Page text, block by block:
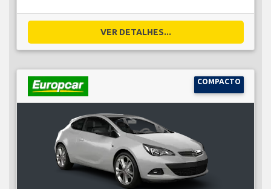
VER DETALHES...
COMPACTO